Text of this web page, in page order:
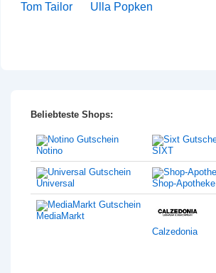
Tom Tailor Ulla Popken
Beliebteste Shops:
Notino
Universal
MediaMarkt
SIXT
Shop-Apotheke
Calzedonia